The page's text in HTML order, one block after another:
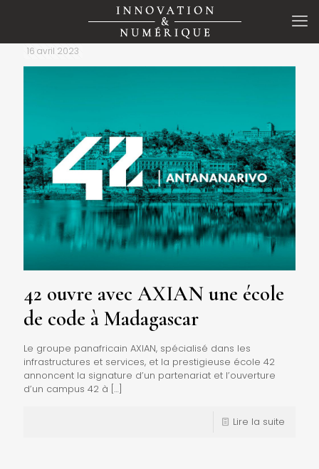
16 avril 2023
42 ouvre avec AXIAN une école
de code à Madagascar
Le groupe panafricain AXIAN, spécialisé dans les
infrastructures et services, et la prestigieuse école 42
annoncent la signature d’un partenariat et l’ouverture
d’un campus 42 à […]
Lire la suite